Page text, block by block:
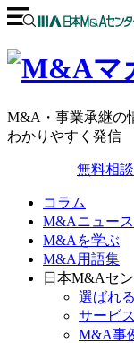
M&A・事業承継の
わかりやすく発信
無料相談
コラム
M&Aニュース
M&Aを学ぶ
M&A用語集
日本M&Aセ
選ばれ
サービス
M&A事